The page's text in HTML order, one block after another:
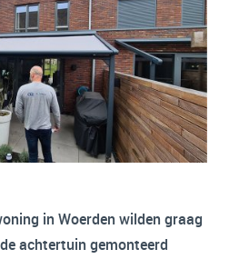
in Woerden wilden graag
achtertuin gemonteerd